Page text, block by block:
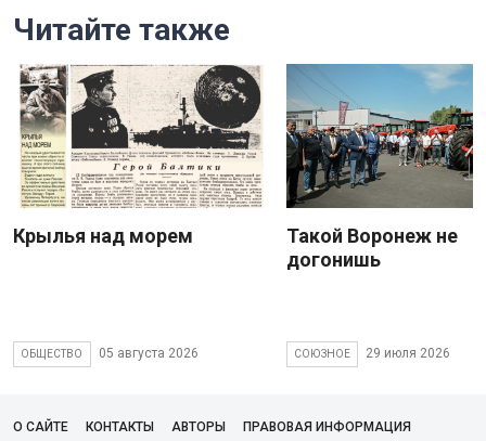
Читайте также
Крылья над морем
ОБЩЕСТВО 05 августа 2026
Такой Воронеж не
догонишь
СОЮЗНОЕ 29 июля 2026
О САЙТЕ КОНТАКТЫ АВТОРЫ ПРАВОВАЯ ИНФОРМАЦИЯ